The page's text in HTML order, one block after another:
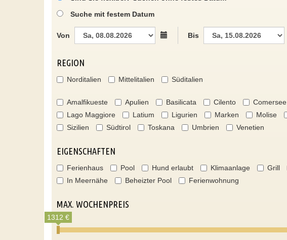
Suche mit festem Datum
Von Bis
REGION
Norditalien Mittelitalien Süditalien
Amalfikueste Apulien Basilicata Cilento Comersee
Lago Maggiore
Latium Ligurien Marken Molise
Sizilien
Südtirol Toskana Umbrien Venetien
EIGENSCHAFTEN
Ferienhaus Pool Hund erlaubt Klimaanlage Grill
In Meernähe
Beheizter Pool Ferienwohnung
MAX. WOCHENPREIS
1312 €